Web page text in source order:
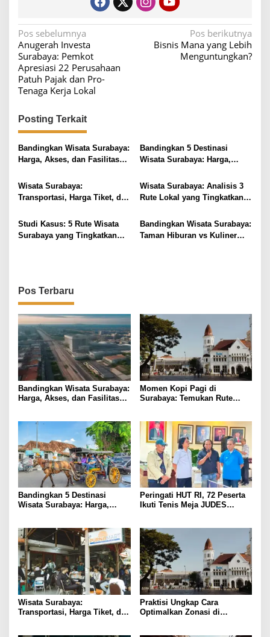
N
a
v
i
a
s
i
p
o
s
Pos sebelumnya
Anugerah Investa
Surabaya: Pemkot
Apresiasi 22 Perusahaan
Patuh Pajak dan Pro-
Tenaga Kerja Lokal
Pos berikutnya
Bisnis Mana yang Lebih
Menguntungkan?
Posting Terkait
Bandingkan Wisata Surabaya:
Harga, Akses, dan Fasilitas
Bandingkan 5 Destinasi
Wisata Surabaya: Harga,
Wisata Surabaya:
Transportasi, Harga Tiket, dan
Wisata Surabaya: Analisis 3
Rute Lokal yang Tingkatkan
Studi Kasus: 5 Rute Wisata
Surabaya yang Tingkatkan
Bandingkan Wisata Surabaya:
Taman Hiburan vs Kuliner
Pos Terbaru
Bandingkan Wisata Surabaya:
Harga, Akses, dan Fasilitas
Momen Kopi Pagi di
Surabaya: Temukan Rute
Bandingkan 5 Destinasi
Wisata Surabaya: Harga,
Peringati HUT RI, 72 Peserta
Ikuti Tenis Meja JUDES
Wisata Surabaya:
Transportasi, Harga Tiket, dan
Praktisi Ungkap Cara
Optimalkan Zonasi di